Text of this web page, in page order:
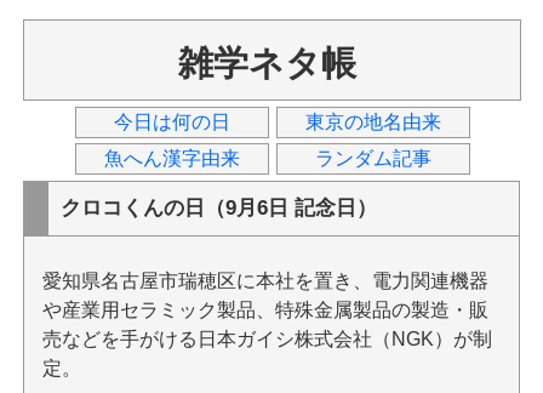
雑学ネタ帳
今日は何の日
東京の地名由来
魚へん漢字由来
ランダム記事
クロコくんの日（9月6日 記念日）
愛知県名古屋市瑞穂区に本社を置き、電力関連機器
や産業用セラミック製品、特殊金属製品の製造・販
売などを手がける日本ガイシ株式会社（NGK）が制
定。